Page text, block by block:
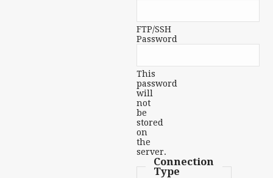
FTP/SSH
Password
This
password
will
not
be
stored
on
the
server.
Connection
Type